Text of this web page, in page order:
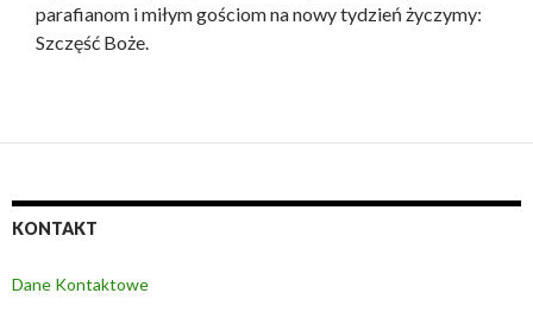
parafianom i miłym gościom na nowy tydzień życzymy:
Szczęść Boże.
KONTAKT
Dane Kontaktowe